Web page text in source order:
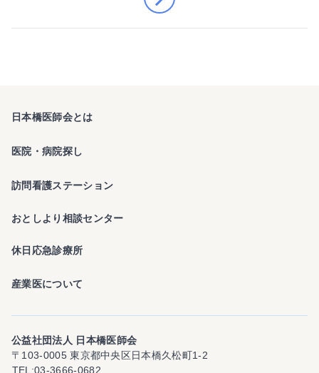
日本橋医師会とは
医院・病院探し
訪問看護ステーション
おとしより相談センター
休日応急診療所
産業医について
公益社団法人 日本橋医師会
〒103-0005 東京都中央区日本橋久松町1-2
TEL
03-3666-0682